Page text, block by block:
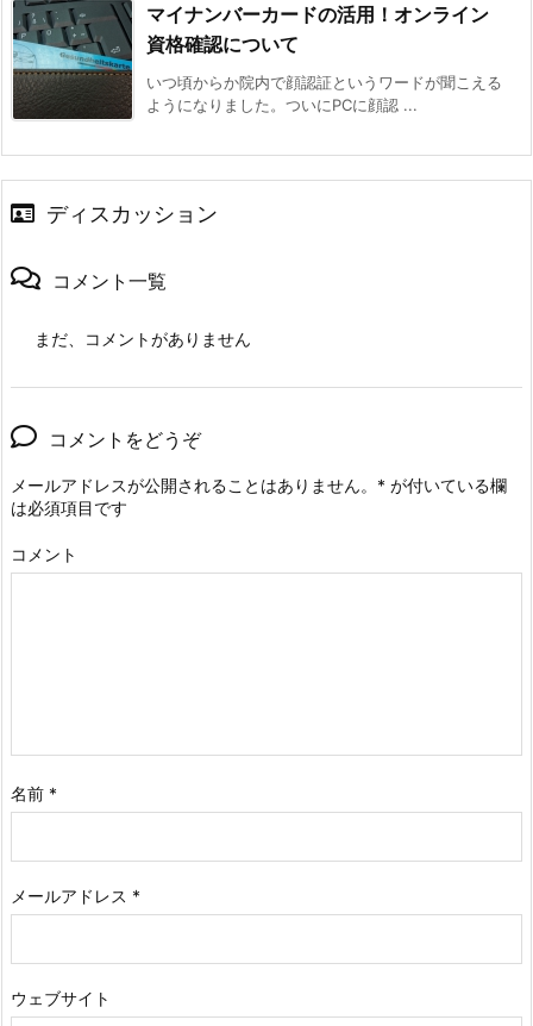
マイナンバーカードの活用！オンライン
資格確認について
いつ頃からか院内で顔認証というワードが聞こえる
ようになりました。ついにPCに顔認 ...
ディスカッション
コメント一覧
まだ、コメントがありません
コメントをどうぞ
メールアドレスが公開されることはありません。 * が付いている欄
は必須項目です
コメント
名前 *
メールアドレス *
ウェブサイト